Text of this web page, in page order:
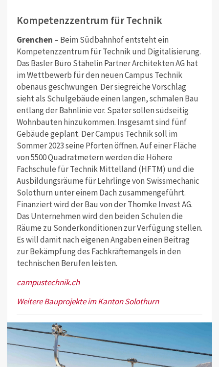
Kompetenzzentrum für Technik
Grenchen – Beim Südbahnhof entsteht ein
Kompetenzzentrum für Technik und Digitalisierung.
Das Basler Büro Stähelin Partner Architekten AG hat
im Wettbewerb für den neuen Campus Technik
obenaus geschwungen. Der siegreiche Vorschlag
sieht als Schulgebäude einen langen, schmalen Bau
entlang der Bahnlinie vor. Später sollen südseitig
Wohnbauten hinzukommen. Insgesamt sind fünf
Gebäude geplant. Der Campus Technik soll im
Sommer 2023 seine Pforten öffnen. Auf einer Fläche
von 5500 Quadratmetern werden die Höhere
Fachschule für Technik Mittelland (HFTM) und die
Ausbildungsräume für Lehrlinge von Swissmechanic
Solothurn unter einem Dach zusammengeführt.
Finanziert wird der Bau von der Thomke Invest AG.
Das Unternehmen wird den beiden Schulen die
Räume zu Sonderkonditionen zur Verfügung stellen.
Es will damit nach eigenen Angaben einen Beitrag
zur Bekämpfung des Fachkräftemangels in den
technischen Berufen leisten.
campustechnik.ch
Weitere Bauprojekte im Kanton Solothurn